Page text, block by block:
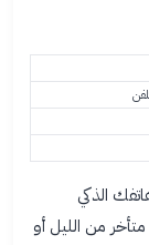
الذكي
من الليل أو